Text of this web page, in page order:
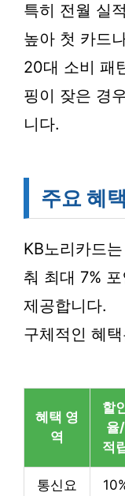
특히 전월 실
높아 첫 카드
20대 소비 패
핑이 잦은 경
니다.
주요 혜
KB노리카드
춰 최대 7%
제공합니다.
구체적인 혜
혜택 영
역
할
율/
적
통신요